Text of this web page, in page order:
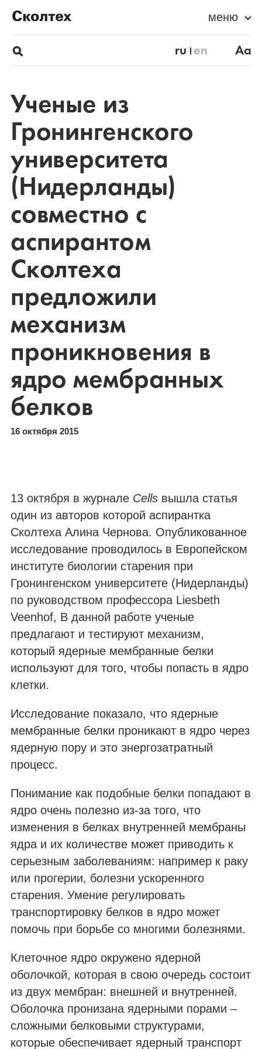
меню
ru en Aa
Ученые из
Гронингенского
университета
(Нидерланды)
совместно с
аспирантом
Сколтеха
предложили
механизм
проникновения в
ядро мембранных
белков
16 октября 2015
13 октября в журнале Cells вышла статья
один из авторов которой аспирантка
Сколтеха Алина Чернова. Опубликованное
исследование проводилось в Европейском
институте биологии старения при
Гронингенском университете (Нидерланды)
по руководством профессора Liesbeth
Veenhof, В данной работе ученые
предлагают и тестируют механизм,
который ядерные мембранные белки
используют для того, чтобы попасть в ядро
клетки.
Исследование показало, что ядерные
мембранные белки проникают в ядро через
ядерную пору и это энергозатратный
процесс.
Понимание как подобные белки попадают в
ядро очень полезно из-за того, что
изменения в белках внутренней мембраны
ядра и их количестве может приводить к
серьезным заболеваниям: например к раку
или прогерии, болезни ускоренного
старения. Умение регулировать
транспортировку белков в ядро может
помочь при борьбе со многими болезнями.
Клеточное ядро окружено ядерной
оболочкой, которая в свою очередь состоит
из двух мембран: внешней и внутренней.
Оболочка пронизана ядерными порами –
сложными белковыми структурами,
которые обеспечивает ядерный транспорт